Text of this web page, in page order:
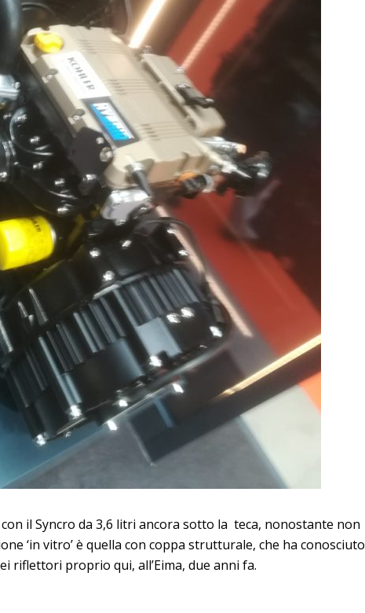
il Syncro da 3,6 litri ancora sotto la teca, nonostante non
‘in vitro’ è quella con coppa strutturale, che ha conosciuto
riflettori proprio qui, all’Eima, due anni fa.